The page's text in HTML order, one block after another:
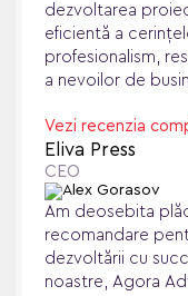
dezvoltarea
eficientă a
profesionalism,
a nevoilor de
Vezi recenzia
Eliva Press
CEO
Am deosebita
recomandare
dezvoltării cu
noastre, Agora